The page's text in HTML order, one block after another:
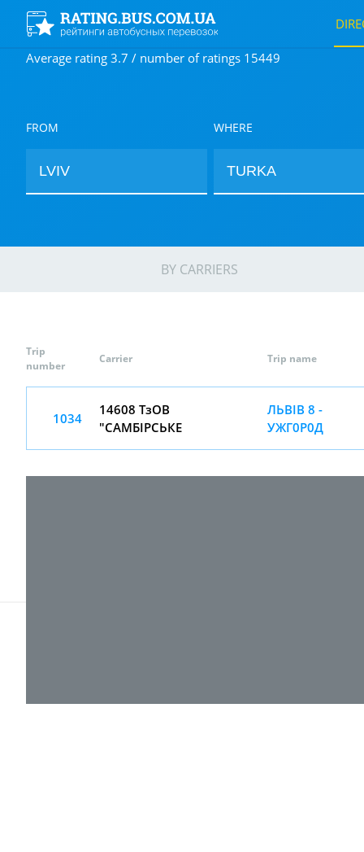
Average rating 3.7 / number of ratings 15449
FROM WHERE
BY CARRIERS
Trip
number
Carrier Trip name
1034
14608 ТзОВ
"САМБІРСЬКЕ
ЛЬВІВ 8 -
УЖГ0Р0Д